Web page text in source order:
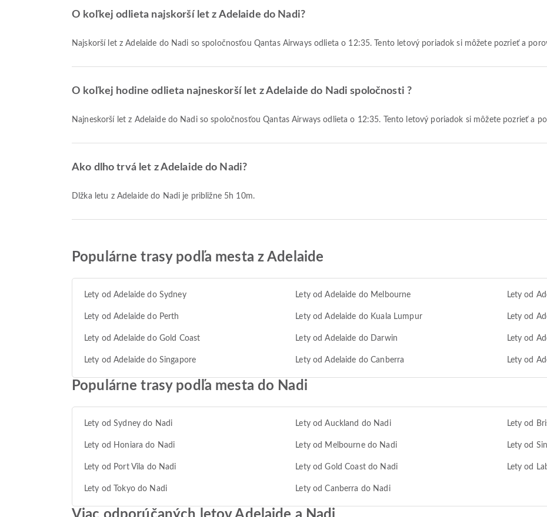
O koľkej odlieta najskorší let z Adelaide do Nadi?
Najskorší let z Adelaide do Nadi so spoločnosťou Qantas Airways odlieta o 12:35. Tento letový poriadok si môžete pozrieť a
O koľkej hodine odlieta najneskorší let z Adelaide do Nadi spoločnosti ?
Najneskorší let z Adelaide do Nadi so spoločnosťou Qantas Airways odlieta o 12:35. Tento letový poriadok si môžete pozrieť a
Ako dlho trvá let z Adelaide do Nadi?
Dĺžka letu z Adelaide do Nadi je približne 5h 10m.
Populárne trasy podľa mesta z Adelaide
Lety od Adelaide do Sydney Lety od Adelaide do Melbourne Lety od
Lety od Adelaide do Perth Lety od Adelaide do Kuala Lumpur Lety od
Lety od Adelaide do Gold Coast Lety od Adelaide do Darwin Lety od
Lety od Adelaide do Singapore Lety od Adelaide do Canberra Lety od
Populárne trasy podľa mesta do Nadi
Lety od Sydney do Nadi Lety od Auckland do Nadi Lety od
Lety od Honiara do Nadi Lety od Melbourne do Nadi Lety od
Lety od Port Vila do Nadi Lety od Gold Coast do Nadi Lety od
Lety od Tokyo do Nadi Lety od Canberra do Nadi